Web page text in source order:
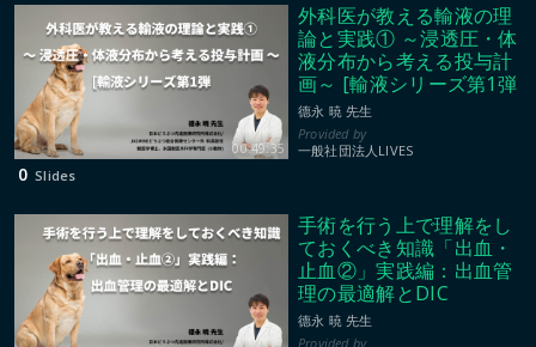
00:49:35
外科医が教える輸液の理
論と実践① ～浸透圧・体
液分布から考える投与計
画～ [輸液シリーズ第1弾
德永 暁 先生
一般社団法人LIVES
0 Slides
手術を行う上で理解をし
ておくべき知識「出血・
止血②」実践編：出血管
理の最適解とDIC
德永 暁 先生